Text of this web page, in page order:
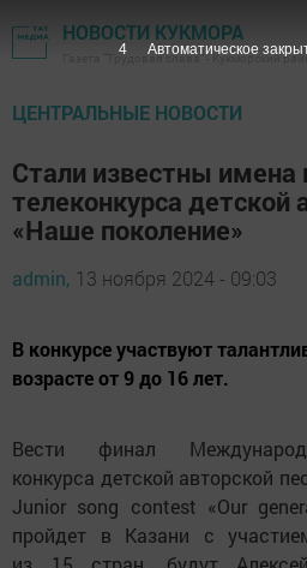
НОВОСТИ КУКМОРА
Газета "Трудовая слава" - Кукморский
ЦЕНТРАЛЬНЫЕ НОВОСТИ
Стали известны
телеконкурса детской
«Наше поколение»
admin, 13 ноября 2024 - 09:03
В конкурсе участвуют
возрасте от 9 до 16 лет.
Вести финал
конкурса детской авторской
Junior song contest «Our
пройдет в Казани с
3 Автоматическое